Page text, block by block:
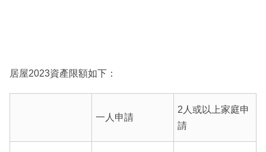
居屋2023資產限額如下：
一人申請
2人或以上家庭申
請